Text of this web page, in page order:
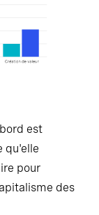
est
qu'elle
pour
des